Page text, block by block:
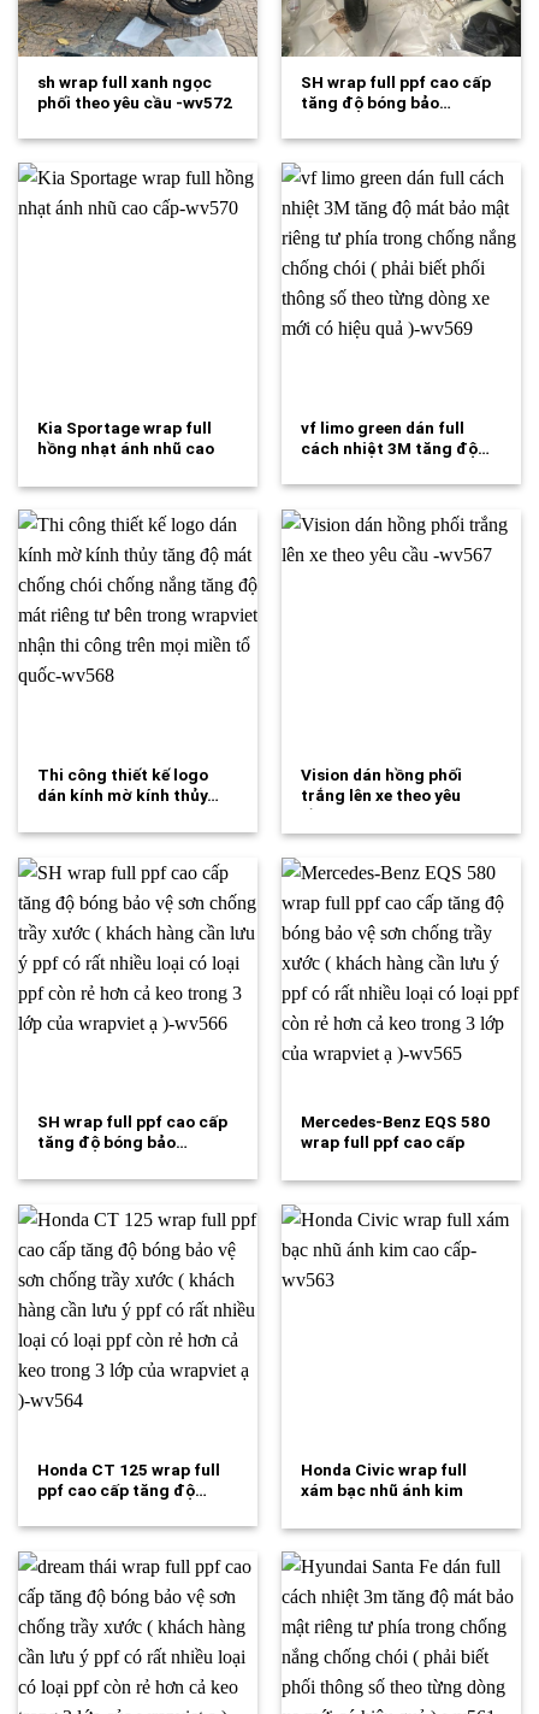
sh wrap full xanh ngọc
phối theo yêu cầu -wv572
SH wrap full ppf cao cấp
tăng độ bóng bảo…
Kia Sportage wrap full
hồng nhạt ánh nhũ cao
vf limo green dán full
cách nhiệt 3M tăng độ…
Thi công thiết kế logo
dán kính mờ kính thủy…
Vision dán hồng phối
trắng lên xe theo yêu
cầu…
SH wrap full ppf cao cấp
tăng độ bóng bảo…
Mercedes-Benz EQS 580
wrap full ppf cao cấp
Honda CT 125 wrap full
ppf cao cấp tăng độ…
Honda Civic wrap full
xám bạc nhũ ánh kim